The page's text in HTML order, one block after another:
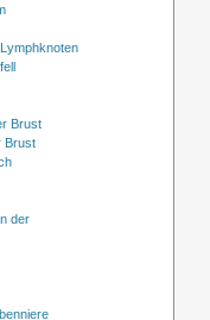
Brust
Brust
der